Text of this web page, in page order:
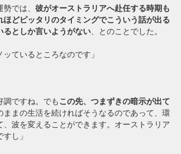
勢では、彼がオーストラリアへ赴任する時期も
ほどピッタリのタイミングでこういう話が出る
るとしか言いようがない 、とのことでした。
ッているところなのです」
調ですね。でも この先、つまずきの暗示が出て
ままの生活を続ければそうなるのであって、環
、波を変えることができます。オーストラリア
し」